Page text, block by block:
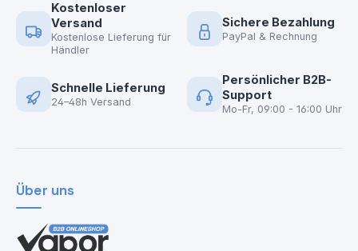
Kostenloser
Versand
Kostenlose Lieferung für
Händler
Sichere Bezahlung
PayPal & Rechnung
Schnelle Lieferung
24–48h Versand
Persönlicher B2B-
Support
Mo-Fr, 09:00 - 16:00 Uhr
Über uns